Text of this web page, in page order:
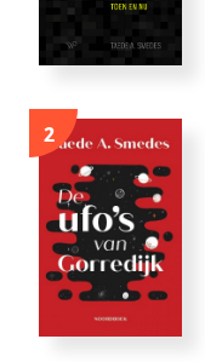
2